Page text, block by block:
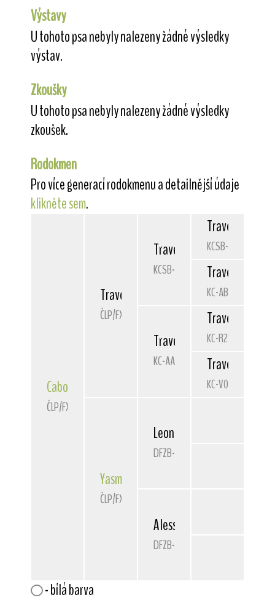
Výstavy
U tohoto psa nebyly nalezeny žádné výsledky
výstav.
Zkoušky
U tohoto psa nebyly nalezeny žádné výsledky
zkoušek.
Rodokmen
Pro více generací rodokmenu a detailnější údaje
klikněte sem.
Cabour
ČLP/FXD/34646
Travella Sporting Chance
ČLP/FXD/34062
Yasmin
ČLP/FXD/33554
Travella Stand and Deliver
KCSB-1856CP
Travella Silver Secret
KC-AA01671904
Leon von den Schönen
DFZB-04 4675
Alessa von den Schönen
DFZB-02 4597
Travella
KCSB-2075CM
Travella
KC-AB04044204
Travella
KC-R2215802R02
Travella
KC-V0453402V01
- bílá barva